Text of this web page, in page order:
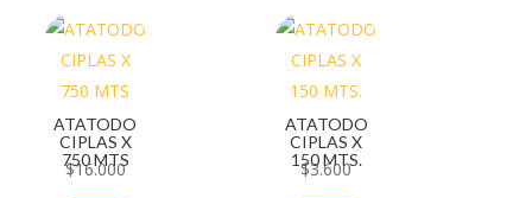
ATATODO
CIPLAS X
750 MTS
$16.000
ATATODO
CIPLAS X
150 MTS.
$3.600